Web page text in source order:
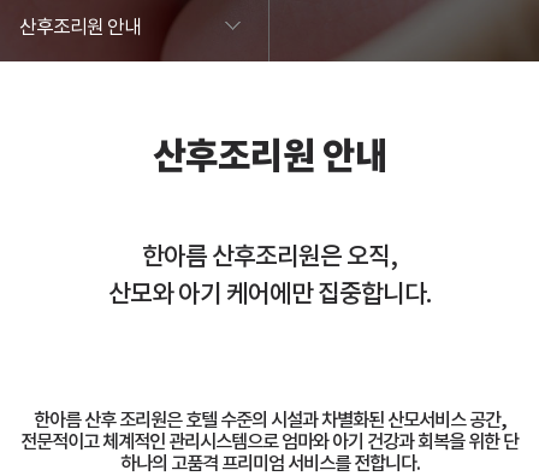
산후조리원 안내
산후조리원 안내
한아름 산후조리원은 오직,
산모와 아기 케어에만 집중합니다.
한아름 산후 조리원은 호텔 수준의 시설과 차별화된 산모서비스 공간,
전문적이고 체계적인 관리시스템으로 엄마와 아기 건강과 회복을 위한 단
하나의 고품격 프리미엄 서비스를 전합니다.